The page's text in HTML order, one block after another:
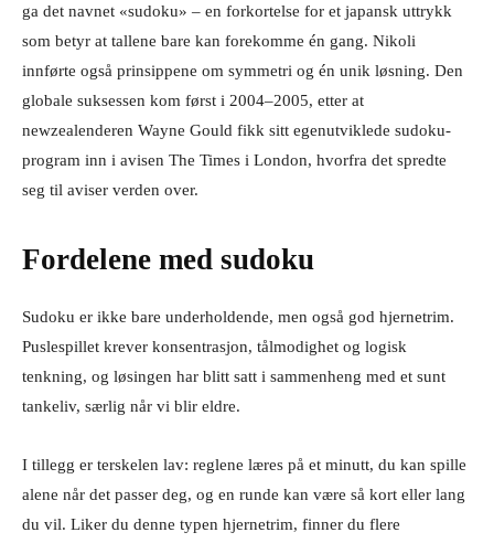
ga det navnet «sudoku» – en forkortelse for et japansk uttrykk
som betyr at tallene bare kan forekomme én gang. Nikoli
innførte også prinsippene om symmetri og én unik løsning. Den
globale suksessen kom først i 2004–2005, etter at
newzealenderen Wayne Gould fikk sitt egenutviklede sudoku-
program inn i avisen The Times i London, hvorfra det spredte
seg til aviser verden over.
Fordelene med sudoku
Sudoku er ikke bare underholdende, men også god hjernetrim.
Puslespillet krever konsentrasjon, tålmodighet og logisk
tenkning, og løsingen har blitt satt i sammenheng med et sunt
tankeliv, særlig når vi blir eldre.
I tillegg er terskelen lav: reglene læres på et minutt, du kan spille
alene når det passer deg, og en runde kan være så kort eller lang
du vil. Liker du denne typen hjernetrim, finner du flere